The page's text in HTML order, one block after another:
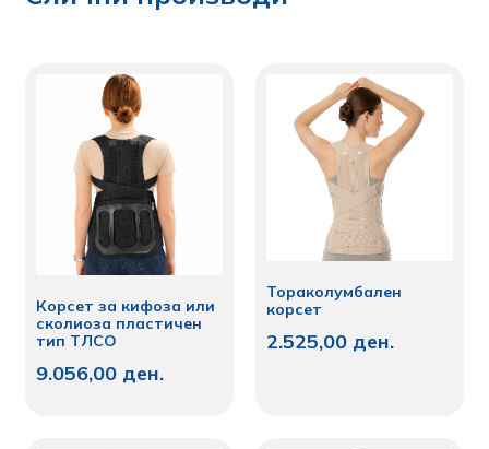
Корсет за кифоза или
сколиоза пластичен
тип ТЛСО
9.056,00 ден.
Тораколумбален
корсет
2.525,00 ден.